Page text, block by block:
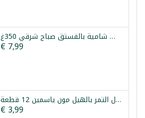
برازق شامية بالفستق صباح شرقي 350غ
€ 7,99
معمول التمر بالهيل مون ياسمين 12 قطعة *
€ 3,99